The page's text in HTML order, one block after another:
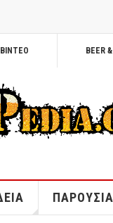
ΒΙΝΤΕΟ BEER